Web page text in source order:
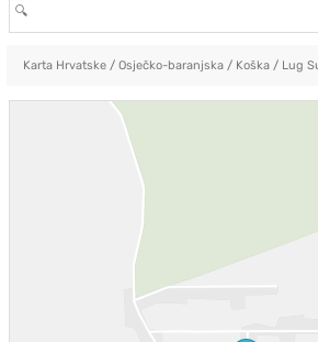
Karta Hrvatske/ Osječko-baranjska/ Koška/ Lug